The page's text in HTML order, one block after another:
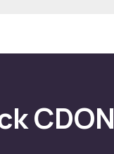
CDON